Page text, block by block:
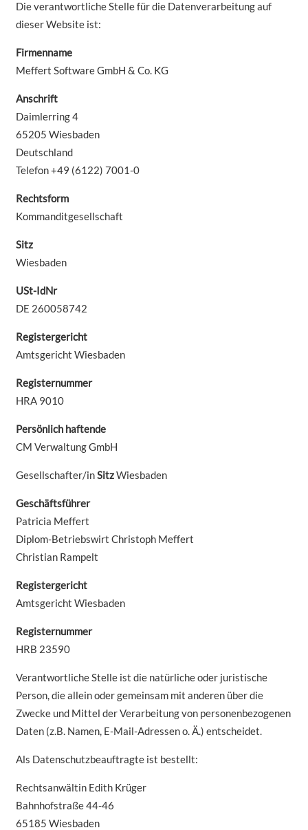
Die verantwortliche Stelle für die Datenverarbeitung auf
dieser Website ist:
Firmenname
Meffert Software GmbH & Co. KG
Anschrift
Daimlerring 4
65205 Wiesbaden
Deutschland
Telefon +49 (6122) 7001-0
Rechtsform
Kommanditgesellschaft
Sitz
Wiesbaden
USt-IdNr
DE 260058742
Registergericht
Amtsgericht Wiesbaden
Registernummer
HRA 9010
Persönlich haftende
CM Verwaltung GmbH
Gesellschafter/inSitzWiesbaden
Geschäftsführer
Patricia Meffert
Diplom-Betriebswirt Christoph Meffert
Christian Rampelt
Registergericht
Amtsgericht Wiesbaden
Registernummer
HRB 23590
Verantwortliche Stelle ist die natürliche oder juristische
Person, die allein oder gemeinsam mit anderen über die
Zwecke und Mittel der Verarbeitung von personenbezogenen
Daten (z.B. Namen, E-Mail-Adressen o. Ä.) entscheidet.
Als Datenschutzbeauftragte ist bestellt:
Rechtsanwältin Edith Krüger
Bahnhofstraße 44-46
65185 Wiesbaden